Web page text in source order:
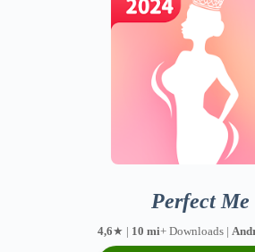
Perfect Me
4,6★ | 10 mi+ Downloads |